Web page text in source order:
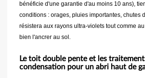
bénéficie d'une garantie d'au moins 10 ans),
conditions : orages, pluies importantes, chutes
résistera aux rayons ultra-violets tout comme
bien l'ancrer au sol.
Le toit double pente et les
condensation pour un abri haut de